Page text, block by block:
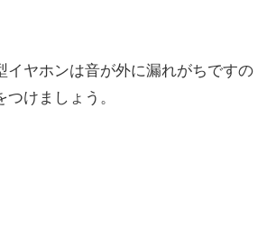
イヤホンは音が外に漏れがちですの
けましょう。